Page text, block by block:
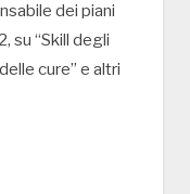
dei piani
su “Skill degli
cure” e altri